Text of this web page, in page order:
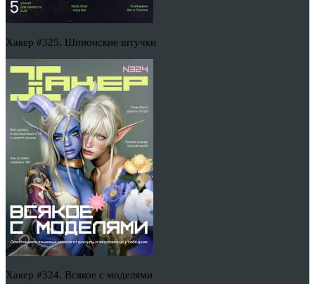
Хакер #325. Шпионские штучки
Хакер #324. Всякое с моделями